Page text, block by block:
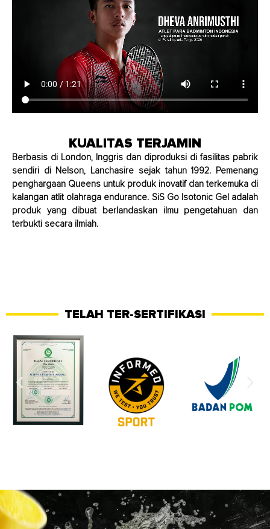
KUALITAS TERJAMIN
Berbasis di London, Inggris dan diproduksi di fasilitas pabrik
sendiri di Nelson, Lanchasire sejak tahun 1992. Pemenang
penghargaan Queens untuk produk inovatif dan terkemuka di
kalangan atlit olahraga endurance. SiS Go Isotonic Gel adalah
produk yang dibuat berlandaskan ilmu pengetahuan dan
terbukti secara ilmiah.
TELAH TER-SERTIFIKASI